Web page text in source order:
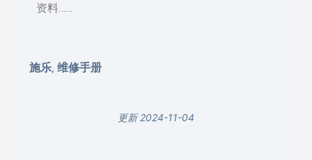
资料……
施乐,维修手册
更新 2024-11-04